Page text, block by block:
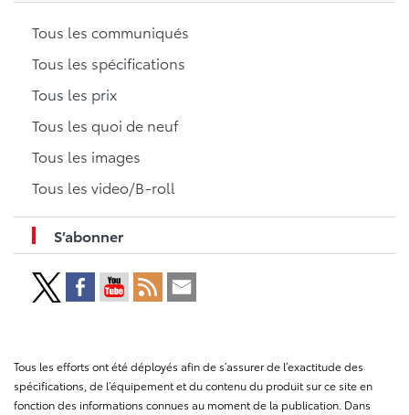
Tous les communiqués
Tous les spécifications
Tous les prix
Tous les quoi de neuf
Tous les images
Tous les video/B-roll
S’abonner
Tous les efforts ont été déployés afin de s’assurer de l’exactitude des
spécifications, de l’équipement et du contenu du produit sur ce site en
fonction des informations connues au moment de la publication. Dans